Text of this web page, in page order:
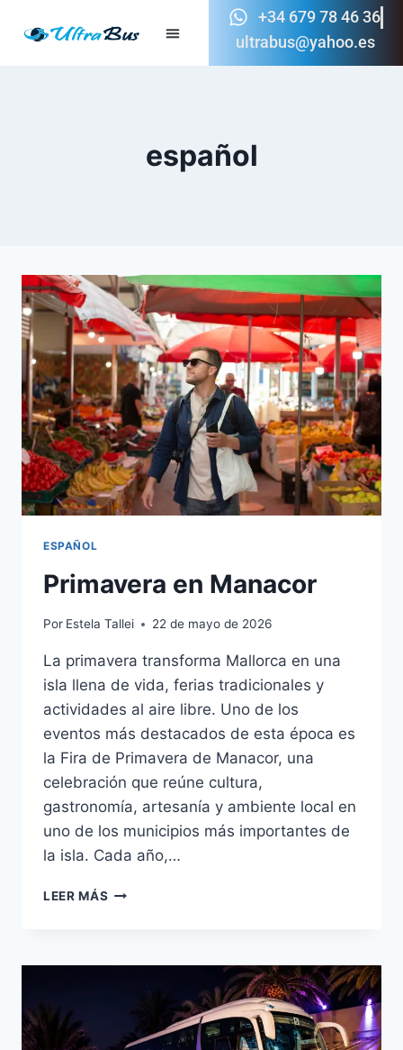
+34 679 78 46 36
ultrabus@yahoo.es
español
ESPAÑOL
Primavera en Manacor
Por Estela Tallei 22 de mayo de 2026
La primavera transforma Mallorca en una
isla llena de vida, ferias tradicionales y
actividades al aire libre. Uno de los
eventos más destacados de esta época es
la Fira de Primavera de Manacor, una
celebración que reúne cultura,
gastronomía, artesanía y ambiente local en
uno de los municipios más importantes de
la isla. Cada año,…
LEER MÁS